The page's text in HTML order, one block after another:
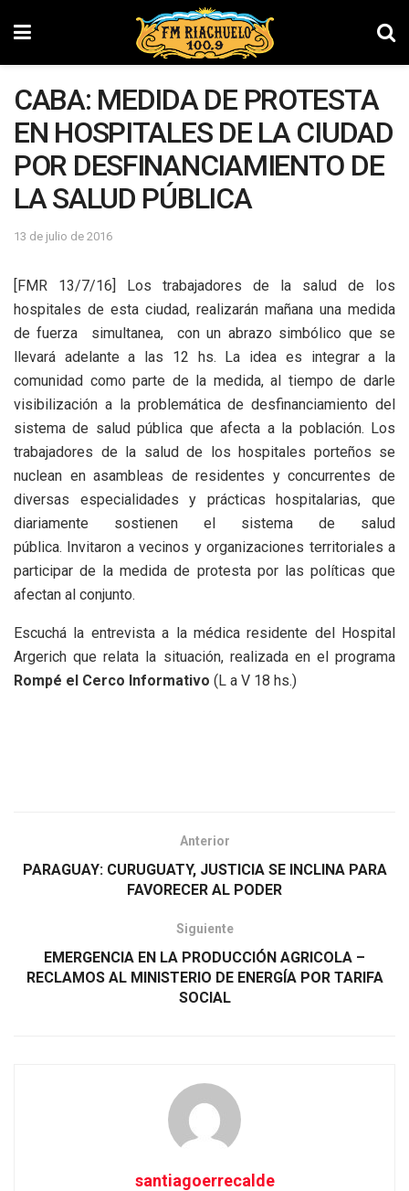
CABA: MEDIDA DE PROTESTA
EN HOSPITALES DE LA CIUDAD
POR DESFINANCIAMIENTO DE
LA SALUD PÚBLICA
13 de julio de 2016
[FMR 13/7/16] Los trabajadores de la salud de los
hospitales de esta ciudad, realizarán mañana una medida
de fuerza simultanea, con un abrazo simbólico que se
llevará adelante a las 12 hs. La idea es integrar a la
comunidad como parte de la medida, al tiempo de darle
visibilización a la problemática de desfinanciamiento del
sistema de salud pública que afecta a la población. Los
trabajadores de la salud de los hospitales porteños se
nuclean en asambleas de residentes y concurrentes de
diversas especialidades y prácticas hospitalarias, que
diariamente sostienen el sistema de salud
pública. Invitaron a vecinos y organizaciones territoriales a
participar de la medida de protesta por las políticas que
afectan al conjunto.
Escuchá la entrevista a la médica residente del Hospital
Argerich que relata la situación, realizada en el programa
Rompé el Cerco Informativo (L a V 18 hs.)
Anterior
PARAGUAY: CURUGUATY, JUSTICIA SE INCLINA PARA
FAVORECER AL PODER
Siguiente
EMERGENCIA EN LA PRODUCCIÓN AGRICOLA –
RECLAMOS AL MINISTERIO DE ENERGÍA POR TARIFA
SOCIAL
santiagoerrecalde